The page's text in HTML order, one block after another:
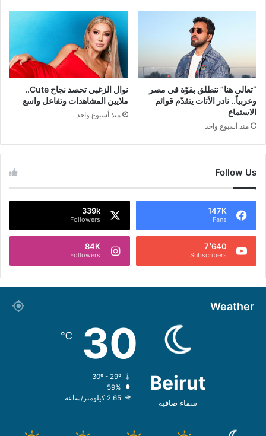
“تعالي هنا” تنطلق بقوّة في مصر
وعربياً.. نادر الأتات يتقدّم قوائم
الاستماع
منذ أسبوع واحد
نوال الزغبي تحصد نجاح Cute..
ملايين المشاهدات وتفاعل واسع
منذ أسبوع واحد
Follow Us
147K
Fans
339k
Followers
7٬640
Subscribers
84K
Followers
Weather
Beirut
سماء صافية
30
℃
59%
2.65 كيلومتر/ساعة